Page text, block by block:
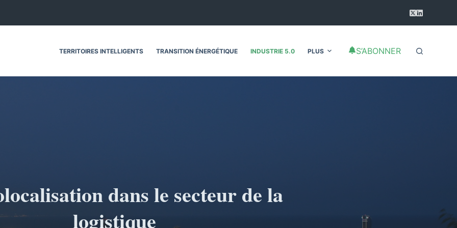
TERRITOIRES INTELLIGENTS TRANSITION ÉNERGÉTIQUE INDUSTRIE 5.0 PLUS S’ABONNER
dans le secteur de la
logistique